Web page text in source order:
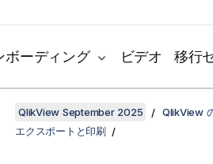
ボーディング ビデオ 移行
QlikView September 2025 QlikView
エクスポートと印刷